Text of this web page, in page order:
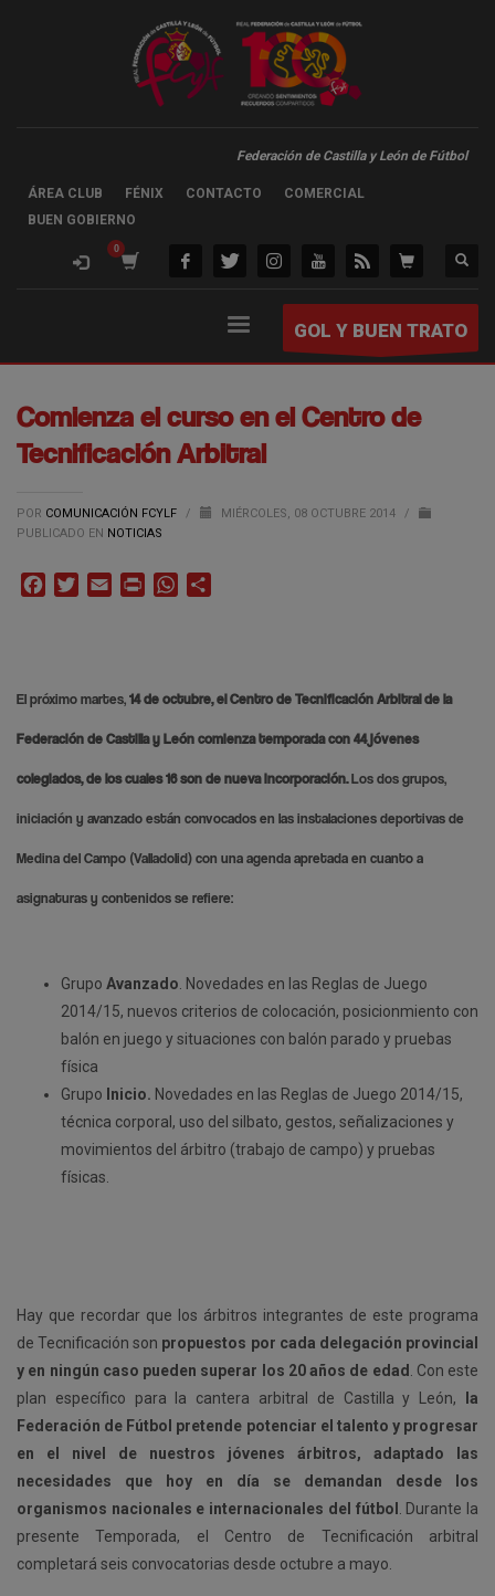
Federación de Castilla y León de Fútbol
ÁREA CLUB FÉNIX CONTACTO
COMERCIAL
BUEN GOBIERNO
GOL Y BUEN TRATO
Comienza el curso en el Centro de
Tecnificación Arbitral
POR COMUNICACIÓN FCYLF / MIÉRCOLES, 08 OCTUBRE 2014
/
PUBLICADO EN NOTICIAS
FacebookTwitterEmail Print WhatsApp
El próximo martes,14 de octubre, el Centro de Tecnificación Arbitral de la
Federación de Castilla y León comienza temporada con 44 jóvenes
colegiados, de los cuales 16 son de nueva incorporación.Los dos grupos,
iniciación y avanzado están convocados en las instalaciones deportivas de
Medina del Campo (Valladolid) con una agenda apretada en cuanto a
asignaturas y contenidos se refiere:
Grupo Avanzado . Novedades en las Reglas de Juego
2014/15, nuevos criterios de colocación, posicionmiento con
balón en juego y situaciones con balón parado y pruebas
física
Grupo Inicio. Novedades en las Reglas de Juego 2014/15,
técnica corporal, uso del silbato, gestos, señalizaciones y
movimientos del árbitro (trabajo de campo) y pruebas
físicas.
Hay que recordar que los árbitros integrantes de este programa
de Tecnificación son propuestos por cada delegación provincial
y en ningún caso pueden superar los 20 años de edad
. Con este
plan específico para la cantera arbitral de Castilla y León,
la
Federación de Fútbol pretende potenciar el talento y progresar
en el nivel de nuestros jóvenes árbitros, adaptado las
necesidades que hoy en día se demandan desde los
organismos nacionales e internacionales del fútbol
. Durante la
presente Temporada, el Centro de Tecnificación arbitral
completará seis convocatorias desde octubre a mayo.